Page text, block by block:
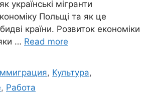
українські мігранти
Польщі та як це
країни. Розвиток економіки
… Read more
, Культура,
, Работа